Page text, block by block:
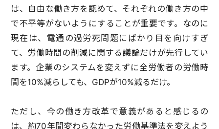
は、自由な働き方を認めて、それぞれの働き方の中
で不平等がないようにすることが重要です。なのに
現在は、電通の過労死問題にばかり目を向けすぎ
て、労働時間の削減に関する議論だけが先行してい
ます。企業のシステムを変えずに全労働者の労働時
間を10%減らしても、GDPが10%減るだけ。
ただし、今の働き方改革で意義があると感じるの
は、約70年間変わらなかった労働基準法を変えよう